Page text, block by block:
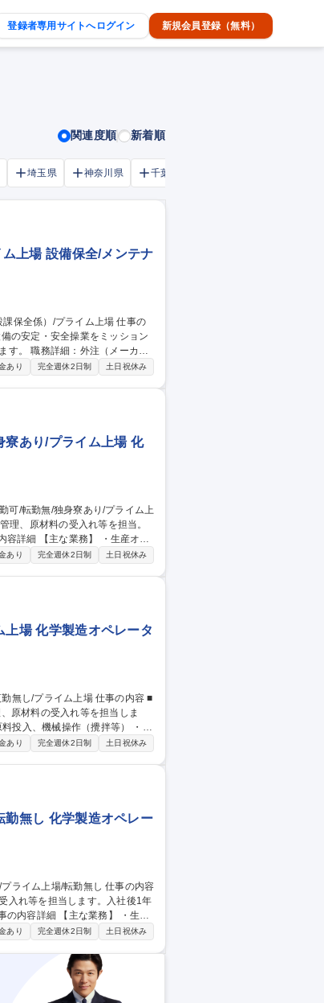
登録者専用サイトへログイン 新規会員登録（無料）
関連度順 新着順
埼玉県 神奈川県 千葉市
上場 設備保全/メンテナ
の安定・安全操業をミッション
ーカー
、発注管理を行います。 1.工場
あり 完全週休2日制 土日祝休み
寮あり/プライム上場 化
圧力の監視と記録 ・設備点検：
/プライム上場
あり 完全週休2日制 土日祝休み
上場 化学製造オペレータ
原材料の受入れ等を担当しま
料受入：フォークリフト等での
あり 完全週休2日制 土日祝休み
勤無し 化学製造オペレー
入れ等を担当します。入社後1年
度・圧力の監視と記録 ・設備点
あり 完全週休2日制 土日祝休み